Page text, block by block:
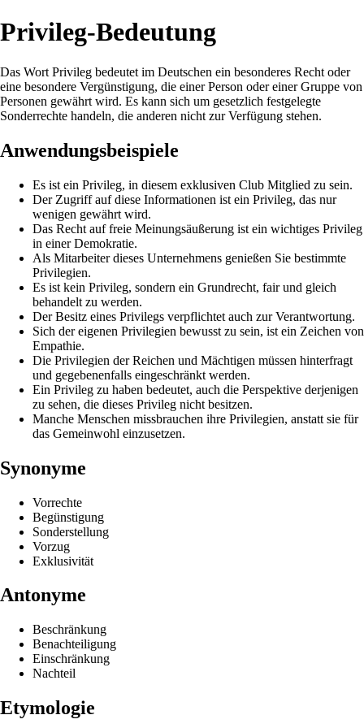
Privileg-Bedeutung
Das Wort Privileg bedeutet im Deutschen ein besonderes Recht oder
eine besondere Vergünstigung, die einer Person oder einer Gruppe von
Personen gewährt wird. Es kann sich um gesetzlich festgelegte
Sonderrechte handeln, die anderen nicht zur Verfügung stehen.
Anwendungsbeispiele
Es ist ein Privileg, in diesem exklusiven Club Mitglied zu sein.
Der Zugriff auf diese Informationen ist ein Privileg, das nur
wenigen gewährt wird.
Das Recht auf freie Meinungsäußerung ist ein wichtiges Privileg
in einer Demokratie.
Als Mitarbeiter dieses Unternehmens genießen Sie bestimmte
Privilegien.
Es ist kein Privileg, sondern ein Grundrecht, fair und gleich
behandelt zu werden.
Der Besitz eines Privilegs verpflichtet auch zur Verantwortung.
Sich der eigenen Privilegien bewusst zu sein, ist ein Zeichen von
Empathie.
Die Privilegien der Reichen und Mächtigen müssen hinterfragt
und gegebenenfalls eingeschränkt werden.
Ein Privileg zu haben bedeutet, auch die Perspektive derjenigen
zu sehen, die dieses Privileg nicht besitzen.
Manche Menschen missbrauchen ihre Privilegien, anstatt sie für
das Gemeinwohl einzusetzen.
Synonyme
Vorrechte
Begünstigung
Sonderstellung
Vorzug
Exklusivität
Antonyme
Beschränkung
Benachteiligung
Einschränkung
Nachteil
Etymologie